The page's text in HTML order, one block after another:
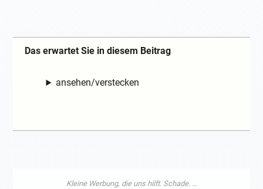
Das erwartet Sie in diesem Beitrag
ansehen/verstecken